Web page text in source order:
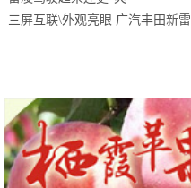
三屏互联\外观亮眼 广汽丰田新雷